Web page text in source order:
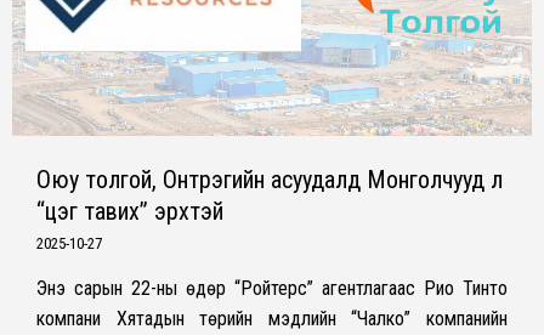
Оюу толгой, Онтрэгийн асуудалд Монголчууд л
“цэг тавих” эрхтэй
2025-10-27
Энэ сарын 22-ны өдөр “Ройтерс” агентлагаас Рио Тинто
компани Хятадын төрийн мэдлийн “Чалко” компанийн